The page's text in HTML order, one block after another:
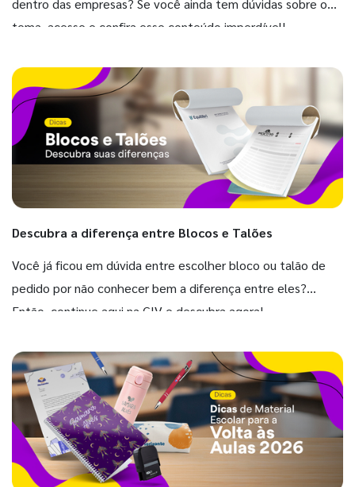
dentro das empresas? Se você ainda tem dúvidas sobre o
tema, acesse e confira esse conteúdo imperdível!
Descubra a diferença entre Blocos e Talões
Você já ficou em dúvida entre escolher bloco ou talão de
pedido por não conhecer bem a diferença entre eles?
Então, continue aqui na GIV e descubra agora!